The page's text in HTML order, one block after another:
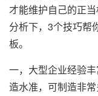
才能维护自己的正
分析下，3个技巧帮
板。
一，大型企业经验
造水准，可制造非